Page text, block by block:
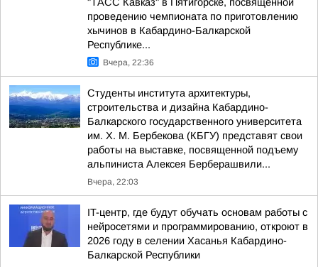
проведению чемпионата по приготовлению
хычинов в Кабардино-Балкарской
Республике...
Вчера, 22:36
Студенты института архитектуры,
строительства и дизайна Кабардино-
Балкарского государственного университета
им. Х. М. Бербекова (КБГУ) представят свои
работы на выставке, посвященной подъему
альпиниста Алексея Берберашвили...
Вчера, 22:03
IT-центр, где будут обучать основам работы с
нейросетями и программированию, откроют в
2026 году в селении Хасанья Кабардино-
Балкарской Республики